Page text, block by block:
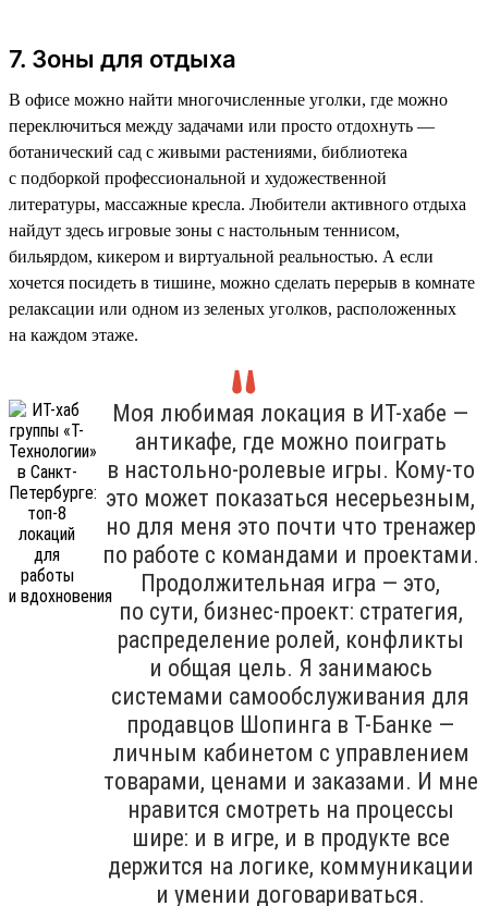
7. Зоны для отдыха
В офисе можно найти многочисленные уголки, где можно
переключиться между задачами или просто отдохнуть —
ботанический сад с живыми растениями, библиотека
с подборкой профессиональной и художественной
литературы, массажные кресла. Любители активного отдыха
найдут здесь игровые зоны с настольным теннисом,
бильярдом, кикером и виртуальной реальностью. А если
хочется посидеть в тишине, можно сделать перерыв в комнате
релаксации или одном из зеленых уголков, расположенных
на каждом этаже.
Моя любимая локация в ИТ-хабе —
антикафе, где можно поиграть
в настольно-ролевые игры. Кому-то
это может показаться несерьезным,
но для меня это почти что тренажер
по работе с командами и проектами.
Продолжительная игра — это,
по сути, бизнес-проект: стратегия,
распределение ролей, конфликты
и общая цель. Я занимаюсь
системами самообслуживания для
продавцов Шопинга в Т-Банке —
личным кабинетом с управлением
товарами, ценами и заказами. И мне
нравится смотреть на процессы
шире: и в игре, и в продукте все
держится на логике, коммуникации
и умении договариваться.